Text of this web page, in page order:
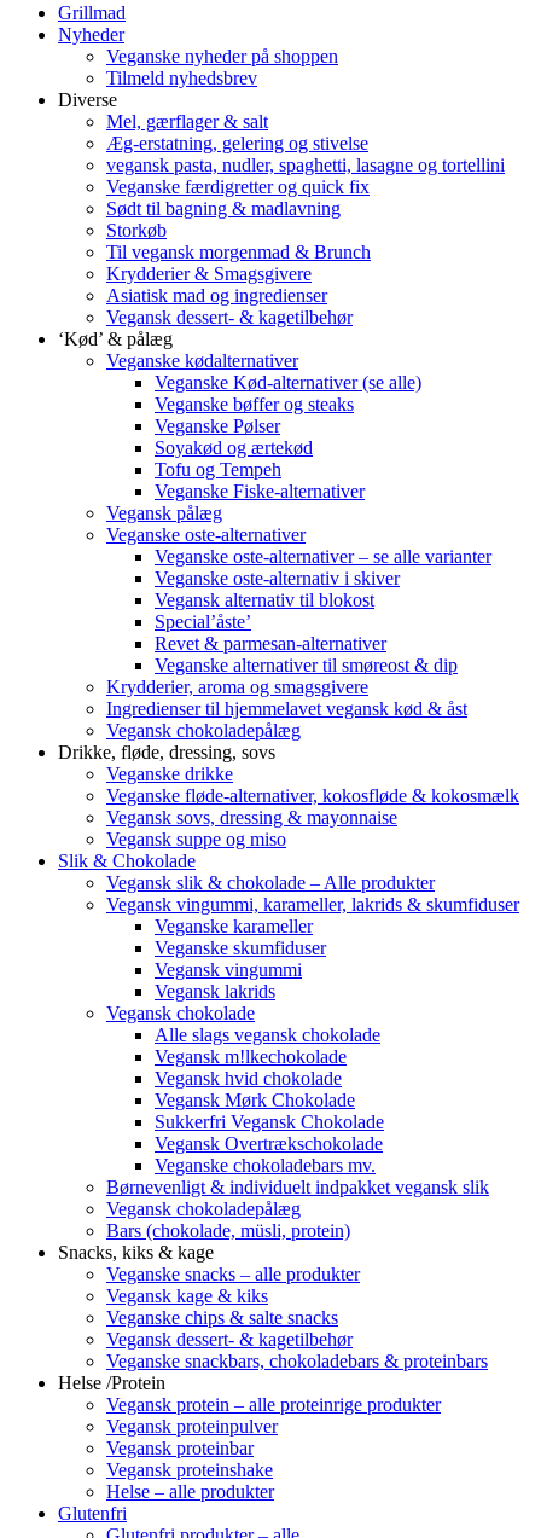
Grillmad
Nyheder
Veganske nyheder på shoppen
Tilmeld nyhedsbrev
Diverse
Mel, gærflager & salt
Æg-erstatning, gelering og stivelse
vegansk pasta, nudler, spaghetti, lasagne og tortellini
Veganske færdigretter og quick fix
Sødt til bagning & madlavning
Storkøb
Til vegansk morgenmad & Brunch
Krydderier & Smagsgivere
Asiatisk mad og ingredienser
Vegansk dessert- & kagetilbehør
‘Kød’ & pålæg
Veganske kødalternativer
Veganske Kød-alternativer (se alle)
Veganske bøffer og steaks
Veganske Pølser
Soyakød og ærtekød
Tofu og Tempeh
Veganske Fiske-alternativer
Vegansk pålæg
Veganske oste-alternativer
Veganske oste-alternativer – se alle varianter
Veganske oste-alternativ i skiver
Vegansk alternativ til blokost
Special’åste’
Revet & parmesan-alternativer
Veganske alternativer til smøreost & dip
Krydderier, aroma og smagsgivere
Ingredienser til hjemmelavet vegansk kød & åst
Vegansk chokoladepålæg
Drikke, fløde, dressing, sovs
Veganske drikke
Veganske fløde-alternativer, kokosfløde & kokosmælk
Vegansk sovs, dressing & mayonnaise
Vegansk suppe og miso
Slik & Chokolade
Vegansk slik & chokolade – Alle produkter
Vegansk vingummi, karameller, lakrids & skumfiduser
Veganske karameller
Veganske skumfiduser
Vegansk vingummi
Vegansk lakrids
Vegansk chokolade
Alle slags vegansk chokolade
Vegansk m!lkechokolade
Vegansk hvid chokolade
Vegansk Mørk Chokolade
Sukkerfri Vegansk Chokolade
Vegansk Overtrækschokolade
Veganske chokoladebars mv.
Børnevenligt & individuelt indpakket vegansk slik
Vegansk chokoladepålæg
Bars (chokolade, müsli, protein)
Snacks, kiks & kage
Veganske snacks – alle produkter
Vegansk kage & kiks
Veganske chips & salte snacks
Vegansk dessert- & kagetilbehør
Veganske snackbars, chokoladebars & proteinbars
Helse /Protein
Vegansk protein – alle proteinrige produkter
Vegansk proteinpulver
Vegansk proteinbar
Vegansk proteinshake
Helse – alle produkter
Glutenfri